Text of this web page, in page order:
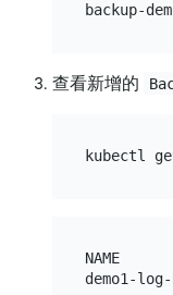
查看新增的
NAME